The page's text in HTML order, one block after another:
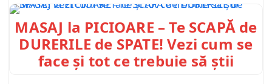
MASAJ la PICIOARE – Te SCAPĂ de
DURERILE de SPATE! Vezi cum se
face și tot ce trebuie să știi